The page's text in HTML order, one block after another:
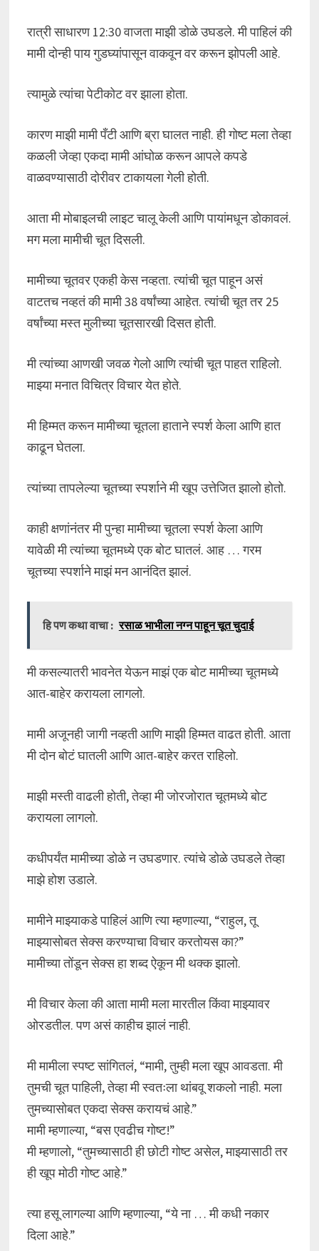
रात्री साधारण 12:30 वाजता माझी डोळे उघडले. मी पाहिलं की
मामी दोन्ही पाय गुडघ्यांपासून वाकवून वर करून झोपली आहे.
त्यामुळे त्यांचा पेटीकोट वर झाला होता.
कारण माझी मामी पँटी आणि ब्रा घालत नाही. ही गोष्ट मला तेव्हा
कळली जेव्हा एकदा मामी आंघोळ करून आपले कपडे
वाळवण्यासाठी दोरीवर टाकायला गेली होती.
आता मी मोबाइलची लाइट चालू केली आणि पायांमधून डोकावलं.
मग मला मामीची चूत दिसली.
मामीच्या चूतवर एकही केस नव्हता. त्यांची चूत पाहून असं
वाटतच नव्हतं की मामी 38 वर्षांच्या आहेत. त्यांची चूत तर 25
वर्षांच्या मस्त मुलीच्या चूतसारखी दिसत होती.
मी त्यांच्या आणखी जवळ गेलो आणि त्यांची चूत पाहत राहिलो.
माझ्या मनात विचित्र विचार येत होते.
मी हिम्मत करून मामीच्या चूतला हाताने स्पर्श केला आणि हात
काढून घेतला.
त्यांच्या तापलेल्या चूतच्या स्पर्शाने मी खूप उत्तेजित झालो होतो.
काही क्षणांनंतर मी पुन्हा मामीच्या चूतला स्पर्श केला आणि
यावेळी मी त्यांच्या चूतमध्ये एक बोट घातलं. आह … गरम
चूतच्या स्पर्शाने माझं मन आनंदित झालं.
हि पण कथा वाचा : रसाळ भाभीला नग्न पाहून चूत चुदाई
मी कसल्यातरी भावनेत येऊन माझं एक बोट मामीच्या चूतमध्ये
आत-बाहेर करायला लागलो.
मामी अजूनही जागी नव्हती आणि माझी हिम्मत वाढत होती. आता
मी दोन बोटं घातली आणि आत-बाहेर करत राहिलो.
माझी मस्ती वाढली होती, तेव्हा मी जोरजोरात चूतमध्ये बोट
करायला लागलो.
कधीपर्यंत मामीच्या डोळे न उघडणार. त्यांचे डोळे उघडले तेव्हा
माझे होश उडाले.
मामीने माझ्याकडे पाहिलं आणि त्या म्हणाल्या, “राहुल, तू
माझ्यासोबत सेक्स करण्याचा विचार करतोयस का?”
मामीच्या तोंडून सेक्स हा शब्द ऐकून मी थक्क झालो.
मी विचार केला की आता मामी मला मारतील किंवा माझ्यावर
ओरडतील. पण असं काहीच झालं नाही.
मी मामीला स्पष्ट सांगितलं, “मामी, तुम्ही मला खूप आवडता. मी
तुमची चूत पाहिली, तेव्हा मी स्वतःला थांबवू शकलो नाही. मला
तुमच्यासोबत एकदा सेक्स करायचं आहे.”
मामी म्हणाल्या, “बस एवढीच गोष्ट!”
मी म्हणालो, “तुमच्यासाठी ही छोटी गोष्ट असेल, माझ्यासाठी तर
ही खूप मोठी गोष्ट आहे.”
त्या हसू लागल्या आणि म्हणाल्या, “ये ना … मी कधी नकार
दिला आहे.”